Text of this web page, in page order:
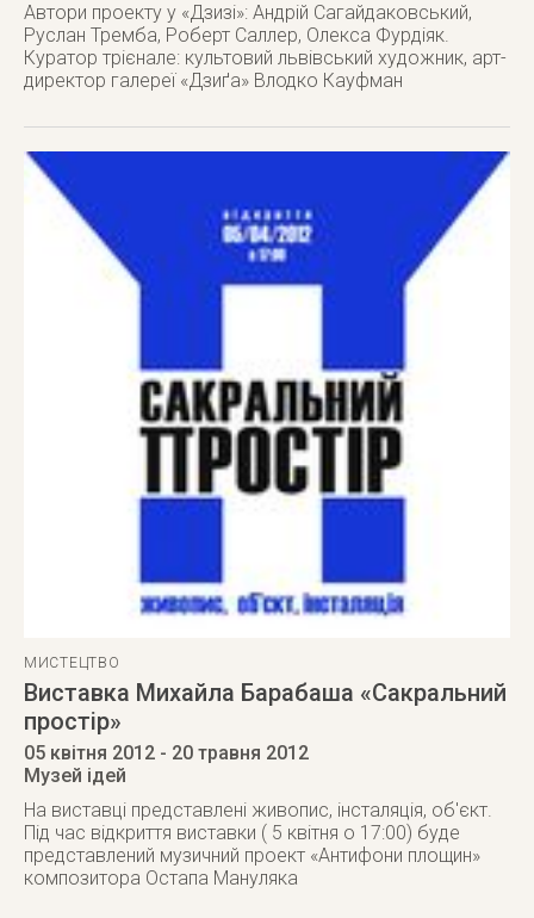
Автори проекту у «Дзизі»: Андрій Сагайдаковський,
Руслан Тремба, Роберт Саллер, Олекса Фурдіяк.
Куратор трієнале: культовий львівський художник, арт-
директор галереї «Дзиґа» Влодко Кауфман
МИСТЕЦТВО
Виставка Михайла Барабаша «Сакральний
простір»
05 квітня 2012 - 20 травня 2012
Музей ідей
На виставці представлені живопис, інсталяція, об'єкт.
Під час відкриття виставки ( 5 квітня о 17:00) буде
представлений музичний проект «Антифони площин»
композитора Остапа Мануляка